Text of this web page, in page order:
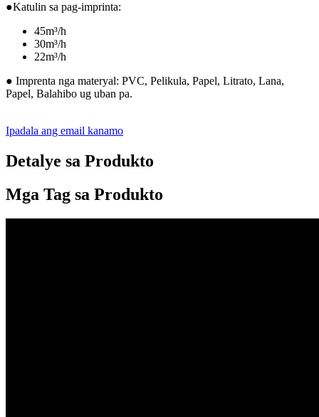
●Katulin sa pag-imprinta:
45m³/h
30m³/h
22m³/h
● Imprenta nga materyal: PVC, Pelikula, Papel, Litrato, Lana,
Papel, Balahibo ug uban pa.
Ipadala ang email kanamo
Detalye sa Produkto
Mga Tag sa Produkto